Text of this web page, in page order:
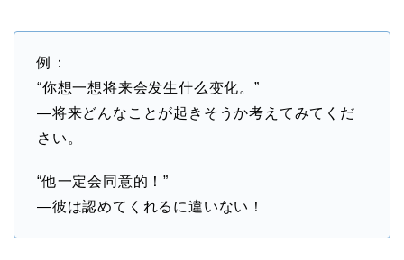
例：
“你想一想将来会发生什么变化。”
—将来どんなことが起きそうか考えてみてくだ
さい。
“他一定会同意的！”
—彼は認めてくれるに違いない！